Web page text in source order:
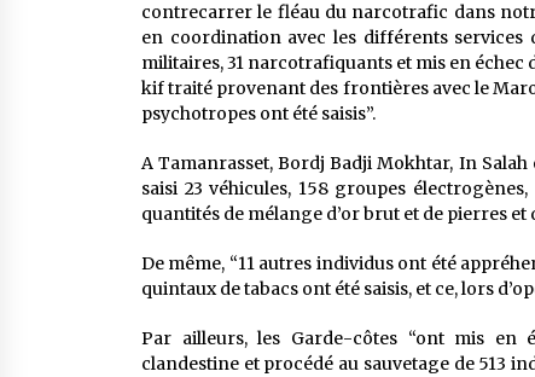
contrecarrer le fléau du narcotrafic dans
en coordination avec les différents services
militaires, 31 narcotrafiquants et mis en
kif traité provenant des frontières avec le
psychotropes ont été saisis”.
A Tamanrasset, Bordj Badji Mokhtar, In
saisi 23 véhicules, 158 groupes
quantités de mélange d’or brut et de pierres
De même, “11 autres individus ont été
quintaux de tabacs ont été saisis, et ce, lors
Par ailleurs, les Garde-côtes “ont mis en
clandestine et procédé au sauvetage de 513